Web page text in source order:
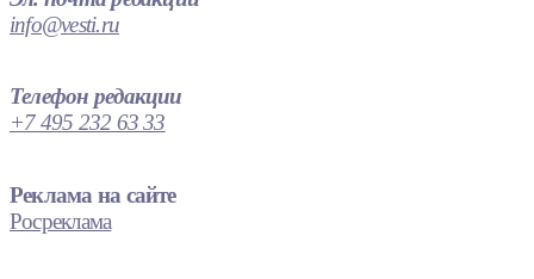
info@vesti.ru
Телефон редакции
+7 495 232 63 33
Реклама на сайте
Росреклама